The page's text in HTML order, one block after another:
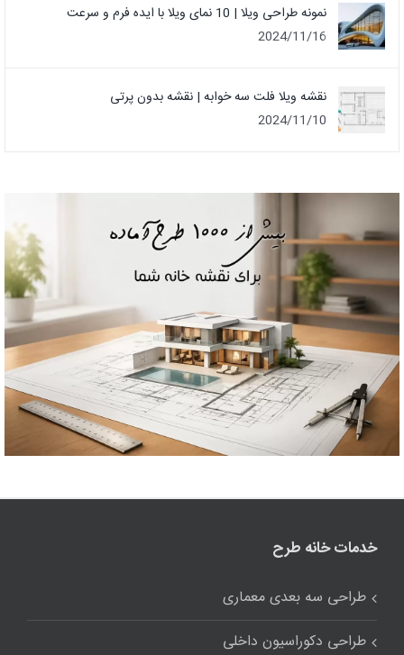
نمونه طراحی ویلا | 10 نمای ویلا با ایده فرم و سرعت
2024/11/16
نقشه ویلا فلت سه خوابه | نقشه بدون پرتی
2024/11/10
خدمات خانه طرح
طراحی سه بعدی معماری
طراحی دکوراسیون داخلی